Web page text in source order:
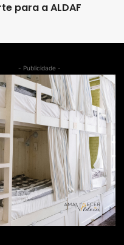
para a ALDAF
- Publicidade -